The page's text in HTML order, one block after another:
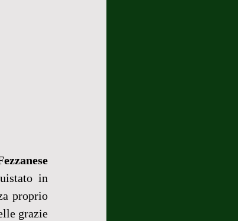
in
proprio
grazie